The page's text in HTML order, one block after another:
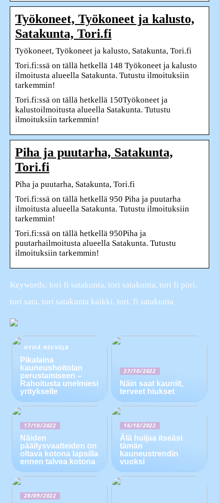
Työkoneet, Työkoneet ja kalusto,
Satakunta, Tori.fi
Työkoneet, Työkoneet ja kalusto, Satakunta, Tori.fi
Tori.fi:ssä on tällä hetkellä 148 Työkoneet ja kalusto
ilmoitusta alueella Satakunta. Tutustu ilmoituksiin
tarkemmin!
Tori.fi:ssä on tällä hetkellä 150Työkoneet ja
kalustoilmoitusta alueella Satakunta. Tutustu
ilmoituksiin tarkemmin!
Piha ja puutarha, Satakunta,
Tori.fi
Piha ja puutarha, Satakunta, Tori.fi
Tori.fi:ssä on tällä hetkellä 950 Piha ja puutarha
ilmoitusta alueella Satakunta. Tutustu ilmoituksiin
tarkemmin!
Tori.fi:ssä on tällä hetkellä 950Piha ja
puutarhailmoitusta alueella Satakunta. Tutustu
ilmoituksiin tarkemmin!
Keywords: tori fi satakunta, tori satakunta, tori fi pori,
tori sata, tori satakunta kaikki, tori. fi satakunta
HYVIÄ NEUVOJA
Pikalaina
kauneushoitolan
perustamiseen –
Rahoitusta unelmiesi
yritykselle
27/10/2022
Näin saat kauniit,
terveet hiukset
17/10/2022
Näiden
päällysvaatteiden on
oltava kotona lapsilla
ennen talvea kotona
16/10/2022
Älä huijaa itseäsi
tämän
kauneustrendin
vuoksi
28/09/2022